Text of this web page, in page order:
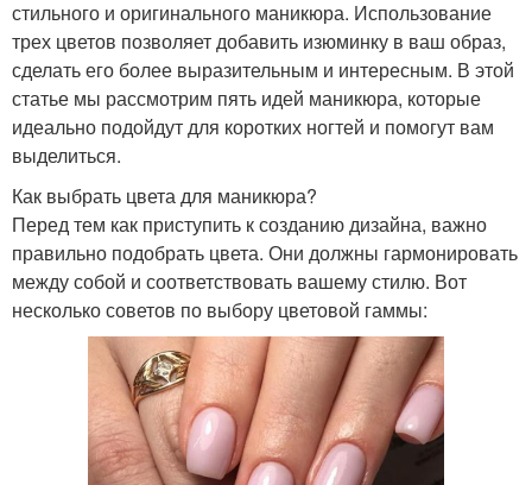
стильного и оригинального маникюра. Использование
трех цветов позволяет добавить изюминку в ваш образ,
сделать его более выразительным и интересным. В этой
статье мы рассмотрим пять идей маникюра, которые
идеально подойдут для коротких ногтей и помогут вам
выделиться.
Как выбрать цвета для маникюра?
Перед тем как приступить к созданию дизайна, важно
правильно подобрать цвета. Они должны гармонировать
между собой и соответствовать вашему стилю. Вот
несколько советов по выбору цветовой гаммы: